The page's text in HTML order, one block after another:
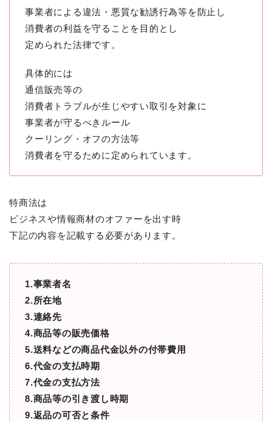
事業者による違法・悪質な勧誘行為等を防止し
消費者の利益を守ることを目的とし
定められた法律です。
具体的には
通信販売等の
消費者トラブルが生じやすい取引を対象に
事業者が守るべきルール
クーリング・オフの方法等
消費者を守るために定められています。
特商法は
ビジネスや情報商材のオファーを出す時
下記の内容を記載する必要があります。
1.事業者名
2.所在地
3.連絡先
4.商品等の販売価格
5.送料などの商品代金以外の付帯費用
6.代金の支払時期
7.代金の支払方法
8.商品等の引き渡し時期
9.返品の可否と条件